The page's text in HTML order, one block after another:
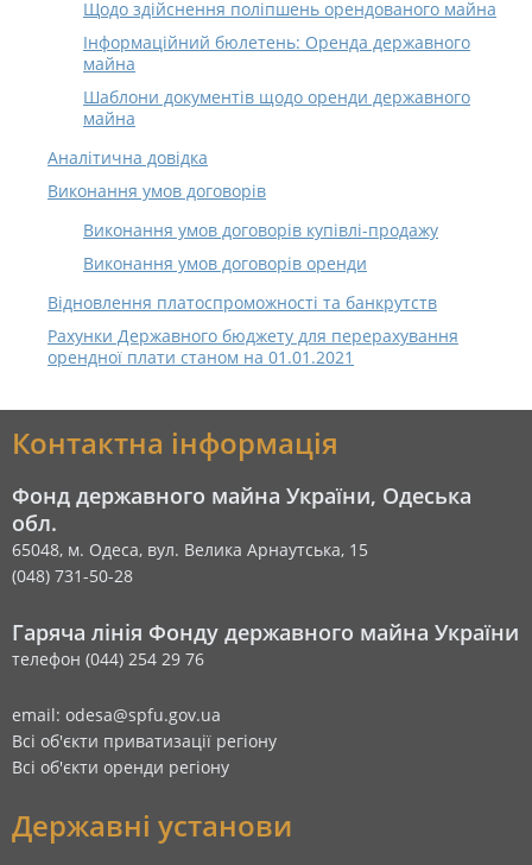
Щодо здійснення поліпшень орендованого майна
Інформаційний бюлетень: Оренда державного
майна
Шаблони документів щодо оренди державного
майна
Аналітична довідка
Виконання умов договорів
Виконання умов договорів купівлі-продажу
Виконання умов договорів оренди
Відновлення платоспроможності та банкрутств
Рахунки Державного бюджету для перерахування
орендної плати станом на 01.01.2021
Контактна інформація
Фонд державного майна України, Одеська
обл.
65048, м. Одеса, вул. Велика Арнаутська, 15
(048) 731-50-28
Гаряча лінія Фонду державного майна України
телефон (044) 254 29 76
email: odesa@spfu.gov.ua
Всі об'єкти приватизації регіону
Всі об'єкти оренди регіону
Державні установи